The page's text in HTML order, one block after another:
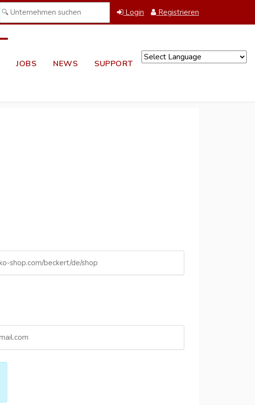
Login Registrieren
JOBS NEWS SUPPORT